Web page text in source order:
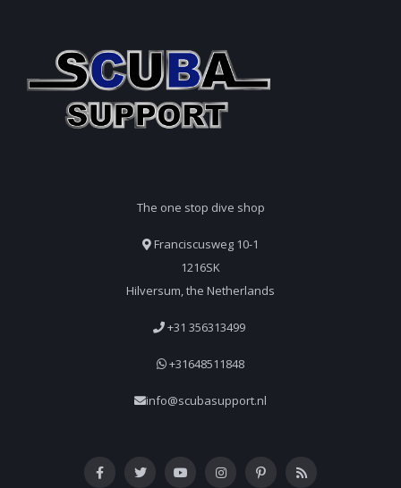
The one stop dive shop
Franciscusweg 10-1
1216SK
Hilversum, the Netherlands
+31 356313499
+31648511848
info@scubasupport.nl